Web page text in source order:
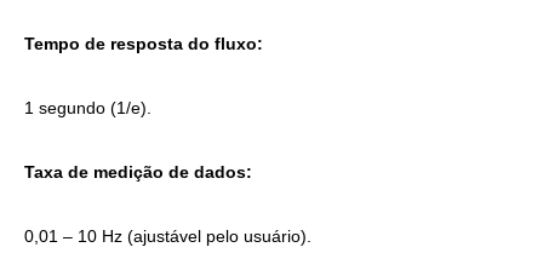
Tempo de resposta do fluxo:
1 segundo (1/e).
Taxa de medição de dados:
0,01 – 10 Hz (ajustável pelo usuário).